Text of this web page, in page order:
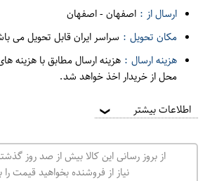
ارسال از : اصفهان-اصفهان
مکان تحویل : سراسر ایران قابل تحویل می
هزینه ارسال : هزینه ارسال مطابق با هزینه
محل از خریدار اخذ خواهد شد.
اطلاعات بیشتر ❯
از بروز رسانی این کالا بیش از صد روز
نیاز از فروشنده بخواهید قیمت را